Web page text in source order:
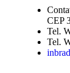
CEP
Tel.
Tel.